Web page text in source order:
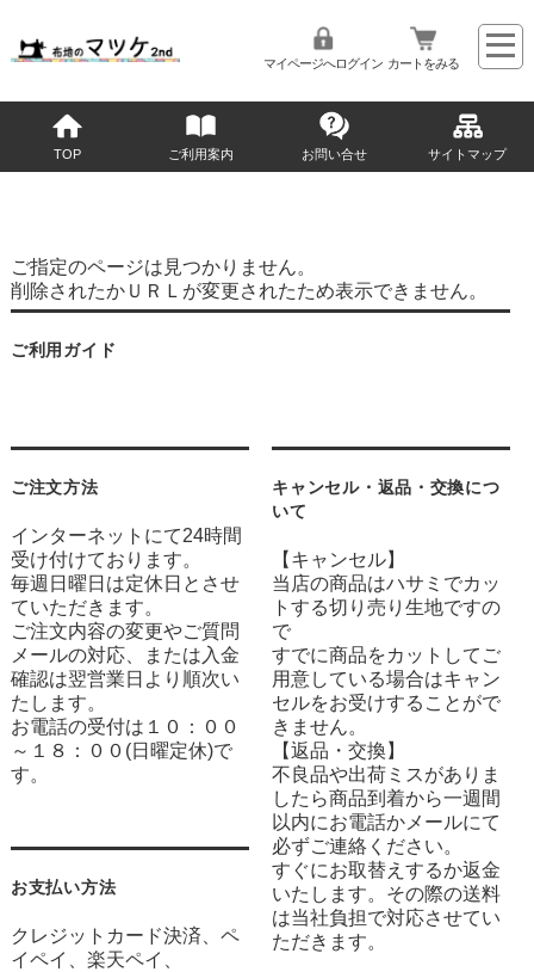
マイページへログイン カートをみる
TOP ご利用案内 お問い合せ サイトマップ
ご指定のページは見つかりません。
削除されたかＵＲＬが変更されたため表示できません。
ご利用ガイド
ご注文方法
インターネットにて24時間
受け付けております。
毎週日曜日は定休日とさせ
ていただきます。
ご注文内容の変更やご質問
メールの対応、または入金
確認は翌営業日より順次い
たします。
お電話の受付は１０：００
～１８：００(日曜定休)で
す。
お支払い方法
クレジットカード決済、ペ
イペイ、楽天ペイ、
キャンセル・返品・交換につ
いて
【キャンセル】
当店の商品はハサミでカッ
トする切り売り生地ですの
で
すでに商品をカットしてご
用意している場合はキャン
セルをお受けすることがで
きません。
【返品・交換】
不良品や出荷ミスがありま
したら商品到着から一週間
以内にお電話かメールにて
必ずご連絡ください。
すぐにお取替えするか返金
いたします。その際の送料
は当社負担で対応させてい
ただきます。